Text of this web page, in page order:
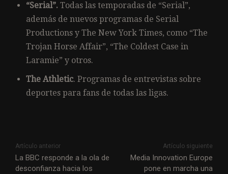
“Serial”. Todas las temporadas de “Serial”,
además de nuevos programas de Serial
Productions y The New York Times, como “The
Trojan Horse Affair”, “The Coldest Case in
Laramie” y otros.
The Athletic. Programas de entrevistas sobre
deportes para fans de todas las ligas.
Artículo anterior
La BBC responde a la ola de
desconfianza hacia los
Artículo siguiente
Media Innovation Europe
pone en marcha una